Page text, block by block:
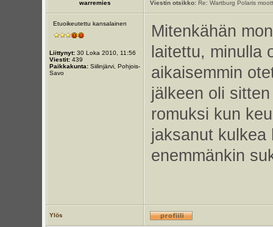
warremies Viestin otsikko:Re: Wartburg Polaris
Etuoikeutettu kansalainen
Liittynyt:30 Loka 2010, 11:56
Viestit:439
Paikkakunta:Siilinjärvi, Pohjois-
Savo
Mitenkähän
laitettu, minulla
aikaisemmin
jälkeen oli
romuksi kun
jaksanut kulkea
enemmänkin
Ylös